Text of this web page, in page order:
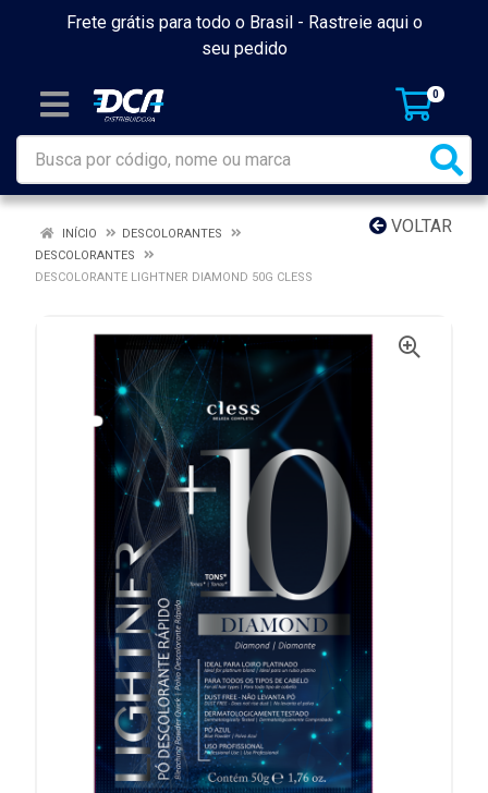
Frete grátis para todo o Brasil - Rastreie aqui o
seu pedido
0
VOLTAR
INÍCIO
DESCOLORANTES
DESCOLORANTES
DESCOLORANTE LIGHTNER DIAMOND 50G CLESS